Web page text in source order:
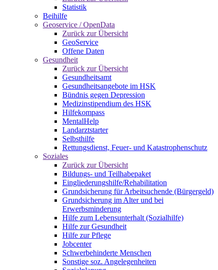
Statistik
Beihilfe
Geoservice / OpenData
Zurück zur Übersicht
GeoService
Offene Daten
Gesundheit
Zurück zur Übersicht
Gesundheitsamt
Gesundheitsangebote im HSK
Bündnis gegen Depression
Medizinstipendium des HSK
Hilfekompass
MentalHelp
Landarztstarter
Selbsthilfe
Rettungsdienst, Feuer- und Katastrophenschutz
Soziales
Zurück zur Übersicht
Bildungs- und Teilhabepaket
Eingliederungshilfe/Rehabilitation
Grundsicherung für Arbeitsuchende (Bürgergeld)
Grundsicherung im Alter und bei
Erwerbsminderung
Hilfe zum Lebensunterhalt (Sozialhilfe)
Hilfe zur Gesundheit
Hilfe zur Pflege
Jobcenter
Schwerbehinderte Menschen
Sonstige soz. Angelegenheiten